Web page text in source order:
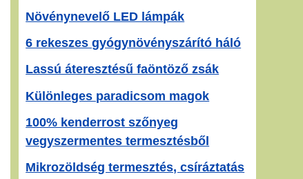
Növénynevelő LED lámpák
6 rekeszes gyógynövényszárító háló
Lassú áteresztésű faöntöző zsák
Különleges paradicsom magok
100% kenderrost szőnyeg
vegyszermentes termesztésből
Mikrozöldség termesztés, csíráztatás